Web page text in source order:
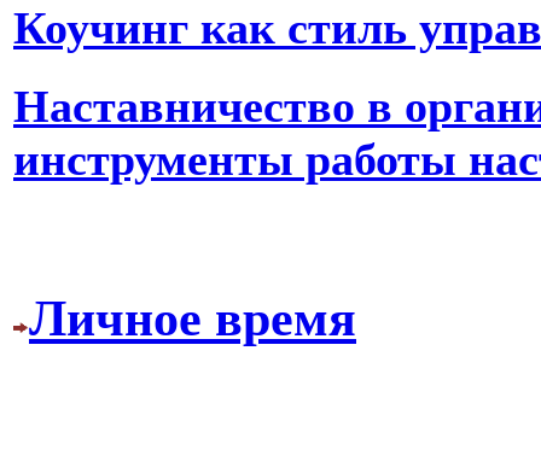
Коучинг как стиль
Наставничество в
инструменты работы
Личное время